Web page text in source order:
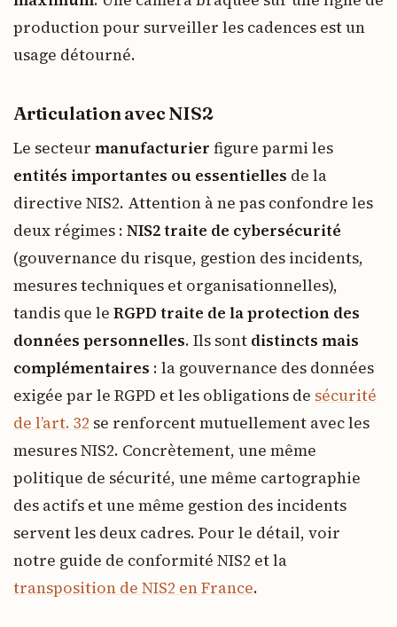
production pour surveiller les cadences est un
usage détourné.
Articulation avec NIS2
Le secteur manufacturier figure parmi les
entités importantes ou essentielles de la
directive NIS2. Attention à ne pas confondre les
deux régimes : NIS2 traite de cybersécurité
(gouvernance du risque, gestion des incidents,
mesures techniques et organisationnelles),
tandis que le RGPD traite de la protection des
données personnelles. Ils sont distincts mais
complémentaires : la gouvernance des données
exigée par le RGPD et les obligations de sécurité
de l’art. 32 se renforcent mutuellement avec les
mesures NIS2. Concrètement, une même
politique de sécurité, une même cartographie
des actifs et une même gestion des incidents
servent les deux cadres. Pour le détail, voir
notre guide de conformité NIS2 et la
transposition de NIS2 en France.